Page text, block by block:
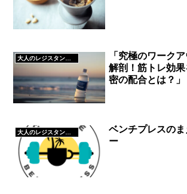
大人のレジスタンストレーニング
「究極のワーク
解剖！筋トレ効
密の配合とは？」
大人のレジスタンストレーニング
ベンチプレスの